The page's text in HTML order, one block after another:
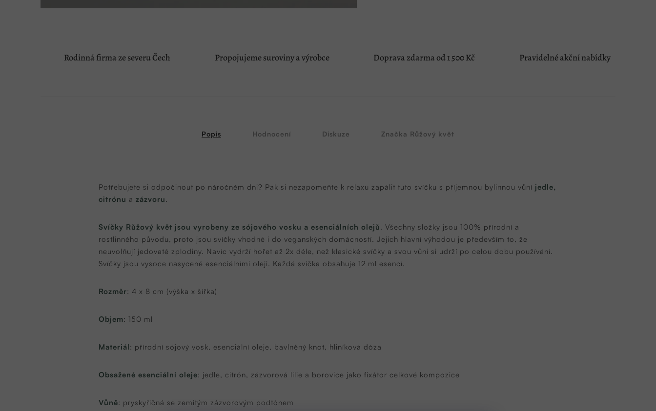
Rodinná firma ze severu Čech Propojujeme suroviny a výrobce Doprava zdarma od 1 500 Kč Pravidelné akční nabídky
Popis Hodnocení Diskuze Značka Růžový květ
Potřebujete si odpočinout po náročném dni? Pak si nezapomeňte k relaxu zapálit tuto svíčku s příjemnou bylinnou vůní jedle,
citrónu a zázvoru.
Svíčky Růžový květ jsou vyrobeny ze sójového vosku a esenciálních olejů. Všechny složky jsou 100% přírodní a
rostlinného původu, proto jsou svíčky vhodné i do veganských domácností. Jejich hlavní výhodou je především to, že
neuvolňují jedovaté zplodiny. Navíc vydrží hořet až 2x déle, než klasické svíčky a svou vůni si udrží po celou dobu používání.
Svíčky jsou vysoce nasycené esenciálními oleji. Každá svíčka obsahuje 12 ml esencí.
Rozměr: 4 x 8 cm (výška x šířka)
Objem: 150 ml
Materiál: přírodní sójový vosk, esenciální oleje, bavlněný knot, hliníková dóza
Obsažené esenciální oleje: jedle, citrón, zázvorová lilie a borovice jako fixátor celkové kompozice
Vůně: pryskyřičná se zemitým zázvorovým podtónem